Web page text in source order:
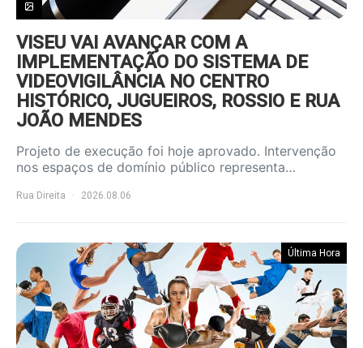
VISEU VAI AVANÇAR COM A
IMPLEMENTAÇÃO DO SISTEMA DE
VIDEOVIGILÂNCIA NO CENTRO
HISTÓRICO, JUGUEIROS, ROSSIO E RUA
JOÃO MENDES
Projeto de execução foi hoje aprovado. Intervenção
nos espaços de domínio público representa…
Rua Direita 2026.08.06
Última Hora